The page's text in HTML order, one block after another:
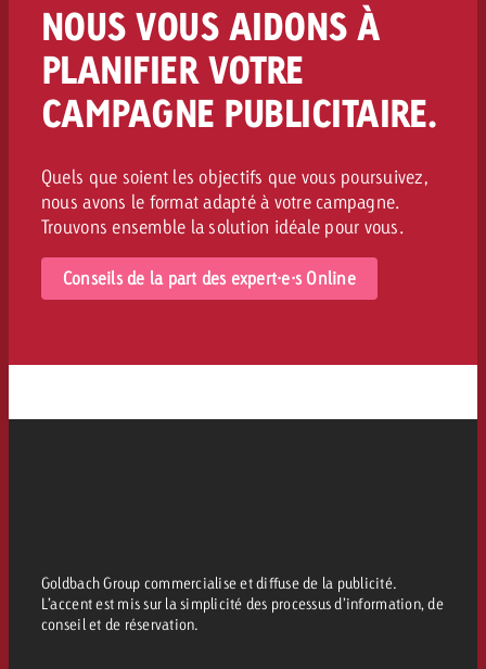
NOUS VOUS AIDONS À
PLANIFIER VOTRE
CAMPAGNE PUBLICITAIRE.
Quels que soient les objectifs que vous poursuivez,
nous avons le format adapté à votre campagne.
Trouvons ensemble la solution idéale pour vous.
Conseils de la part des expert·e·s Online
Goldbach Group commercialise et diffuse de la publicité.
L’accent est mis sur la simplicité des processus d’information, de
conseil et de réservation.